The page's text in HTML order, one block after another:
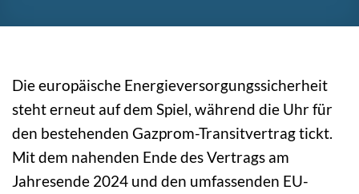
Die europäische Energieversorgungssicherheit
steht erneut auf dem Spiel, während die Uhr für
den bestehenden Gazprom-Transitvertrag tickt.
Mit dem nahenden Ende des Vertrags am
Jahresende 2024 und den umfassenden EU-